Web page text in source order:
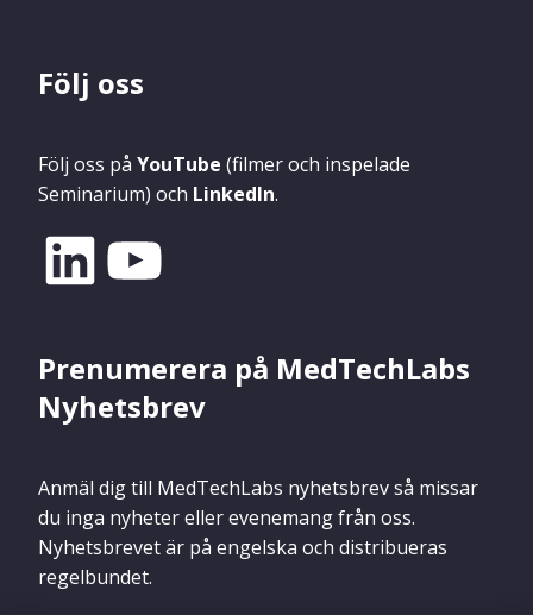
Följ oss
Följ oss på YouTube (filmer och inspelade
Seminarium) och LinkedIn.
Prenumerera på MedTechLabs
Nyhetsbrev
Anmäl dig till MedTechLabs nyhetsbrev så missar
du inga nyheter eller evenemang från oss.
Nyhetsbrevet är på engelska och distribueras
regelbundet.